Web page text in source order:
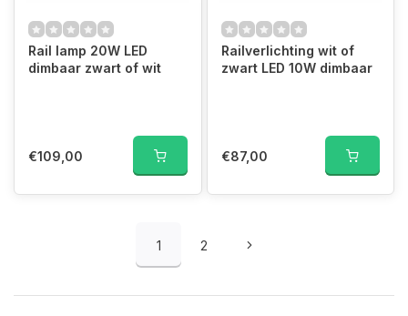
Rail lamp 20W LED
dimbaar zwart of wit
€109,00
Railverlichting wit of
zwart LED 10W dimbaar
€87,00
1 2